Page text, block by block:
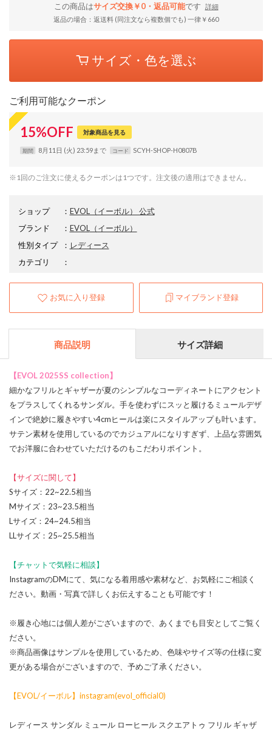
この商品はサイズ交換￥0・返品可能です
詳細
返品の場合：返送料 (同注文なら複数個でも) 一律￥660
サイズ・色を選ぶ
ご利用可能なクーポン
15%OFF 対象商品を見る
期間 8月11日 (火) 23:59まで コード SCYH-SHOP-H0807B
※1回のご注文に使えるクーポンは1つです。注文後の適用はできません。
ショップ ： EVOL（イーボル） 公式
ブランド
： EVOL
（イーボル）
性別タイプ
： レディース
カテゴリ
：
お気に入り登録 マイブランド登録
商品説明 サイズ詳細
【EVOL 2025SS collection】
細かなフリルとギャザーが夏のシンプルなコーディネートにアクセント
をプラスしてくれるサンダル。手を使わずにスッと履けるミュールデザ
インで絶妙に履きやすい4cmヒールは楽にスタイルアップも叶います。
サテン素材を使用しているのでカジュアルになりすぎず、上品な雰囲気
でお洋服に合わせていただけるのもこだわりポイント。
【サイズに関して】
Sサイズ：22~22.5相当
Mサイズ：23~23.5相当
Lサイズ：24~24.5相当
LLサイズ：25~25.5相当
【チャットで気軽に相談】
InstagramのDMにて、気になる着用感や素材など、お気軽にご相談く
ださい。動画・写真で詳しくお伝えすることも可能です！
※履き心地には個人差がございますので、あくまでも目安としてご覧く
ださい。
※商品画像はサンプルを使用しているため、色味やサイズ等の仕様に変
更がある場合がございますので、予めご了承ください。
【EVOL/イーボル】instagram(evol_official0)
レディース サンダル ミュール ローヒール スクエアトゥ フリル ギャザ